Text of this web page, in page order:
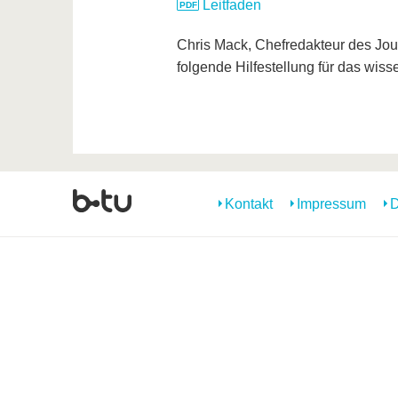
Leitfaden
Chris Mack, Chefredakteur des
folgende Hilfestellung für das
Kontakt Impressum